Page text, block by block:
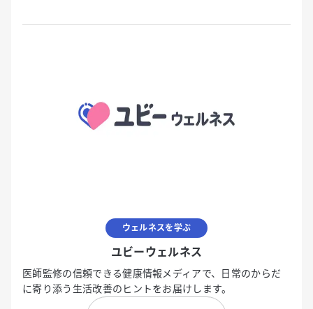
ウェルネスを学ぶ
ユビーウェルネス
医師監修の信頼できる健康情報メディアで、日常のからだ
に寄り添う生活改善のヒントをお届けします。